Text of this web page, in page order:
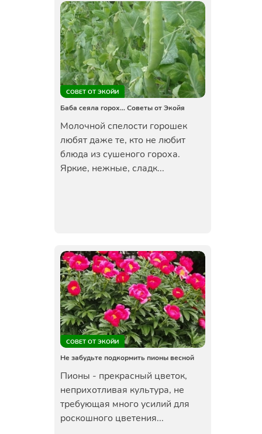
СОВЕТ ОТ ЭКОЙИ
Баба сеяла горох... Советы от Экойя
Молочной спелости горошек
любят даже те, кто не любит
блюда из сушеного гороха.
Яркие, нежные, сладк...
СОВЕТ ОТ ЭКОЙИ
Не забудьте подкормить пионы весной
Пионы - прекрасный цветок,
неприхотливая культура, не
требующая много усилий для
роскошного цветения...